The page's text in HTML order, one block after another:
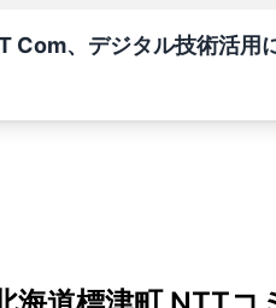
Com、デジタル技術活用